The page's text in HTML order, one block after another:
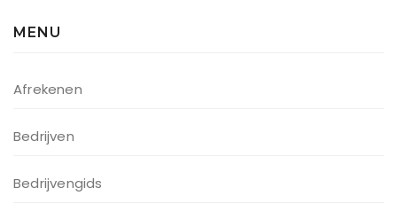
MENU
Afrekenen
Bedrijven
Bedrijvengids